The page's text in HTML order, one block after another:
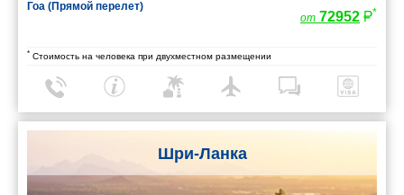
Гоа (Прямой перелет)
от 72952 *
* Стоимость на человека при двухместном размещении
Шри-Ланка